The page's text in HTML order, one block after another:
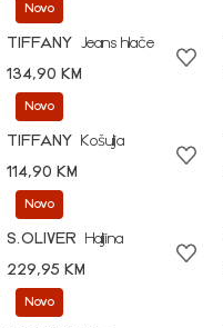
Novo
TIFFANY
Jeans hlače
134,90 KM
Novo
TIFFANY
Košulja
114,90 KM
Novo
S.OLIVER
Haljina
229,95 KM
Novo